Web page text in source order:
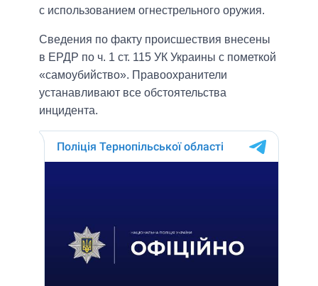
с использованием огнестрельного оружия.
Сведения по факту происшествия внесены
в ЕРДР по ч. 1 ст. 115 УК Украины с пометкой
«самоубийство». Правоохранители
устанавливают все обстоятельства
инцидента.